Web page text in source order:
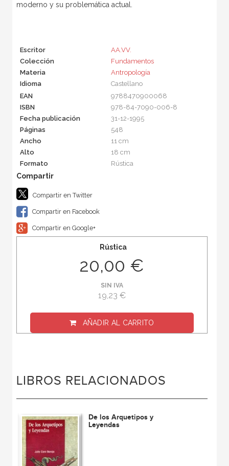
moderno y su problemática actual.
Escritor
AA.VV.
Colección
Fundamentos
Materia
Antropología
Idioma
Castellano
EAN
9788470900068
ISBN
978-84-7090-006-8
Fecha publicación
31-12-1995
Páginas
548
Ancho
11 cm
Alto
18 cm
Formato
Rústica
Compartir en Twitter
Compartir en Facebook
Compartir en Google+
Rústica
20,00 €
SIN IVA
19,23 €
AÑADIR AL CARRITO
LIBROS RELACIONADOS
De los Arquetipos y
Leyendas